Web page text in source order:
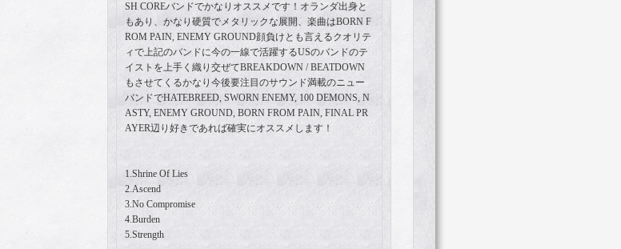
SH COREバンドでかなりオススメです！オランダ出身と
もあり、かなり硬質でメタリックな展開、楽曲はBORN F
ROM PAIN, ENEMY GROUND顔負けとも言えるクオリテ
ィで上記のバンドに今の一線で活躍するUSのバンドのテ
イストを上手く織り交ぜてBREAKDOWN / BEATDOWN
もさせてくるかなり今後要注目のサウンド満載のニュー
バンドでHATEBREED, SWORN ENEMY, 100 DEMONS, N
ASTY, ENEMY GROUND, BORN FROM PAIN, FINAL PR
AYER辺り好きであれば確実にオススメします！
1.Shrine Of Lies
2.Ascend
3.No Compromise
4.Burden
5.Strength